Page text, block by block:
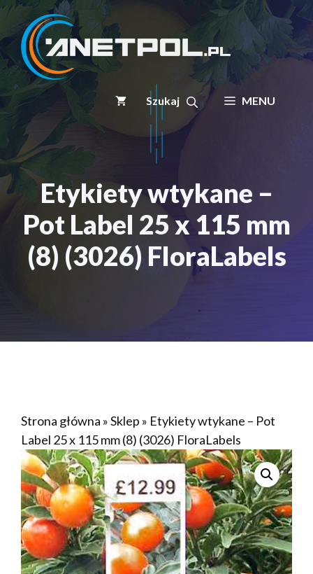
Przejdź
treści
MENU
Etykiety wtykane –
Pot Label 25 x 115 mm
(8) (3026) FloraLabels
Strona główna »Sklep » Etykiety wtykane – Pot
Label 25 x 115 mm (8) (3026) FloraLabels